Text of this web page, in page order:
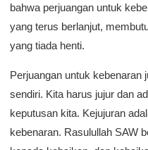
bahwa perjuangan untuk
yang terus berlanjut,
yang tiada henti.
Perjuangan untuk kebenaran
sendiri. Kita harus jujur dan
keputusan kita. Kejujuran
kebenaran. Rasulullah SAW